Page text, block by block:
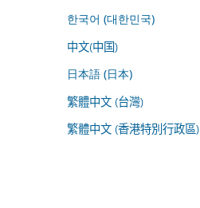
한국어 (대한민국)
中文(中国)
日本語 (日本)
繁體中文 (台灣)
繁體中文 (香港特別行政區)